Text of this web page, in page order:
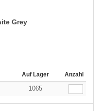
Grey
Auf Lager Anzahl
1065